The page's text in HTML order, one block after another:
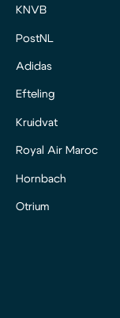
KNVB
PostNL
Adidas
Efteling
Kruidvat
Royal Air Maroc
Hornbach
Otrium